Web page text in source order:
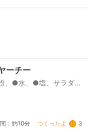
ーチー
、●水、●塩、サラダ
：約10分 つくったよ 3